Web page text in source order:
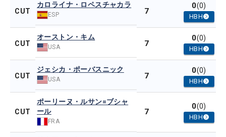
CUT
カロライナ・ロペスチャカラ
ESP 7
0(0)
HBH
CUT
オーストン・キム
USA 7
0(0)
HBH
CUT
ジェシカ・ポーバスニック
USA 7
0(0)
HBH
CUT
ポーリーヌ・ルサン=ブシャ
ール
FRA
7
0(0)
HBH